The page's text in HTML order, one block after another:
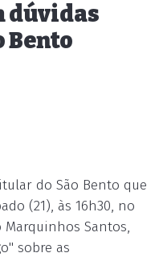
dúvidas
Bento
do São Bento que
(21), às 16h30, no
Marquinhos Santos,
sobre as